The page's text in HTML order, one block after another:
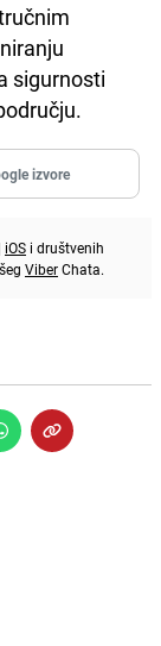
sigurnosti
izvore
iOS i društvenih
ViberChata.